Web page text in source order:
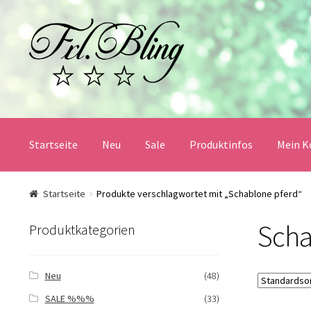
Navigation
springen
zum
Inhalt
Startseite Neu Sale Produktinfos Mein
Start AGB und Kundeninformationen
Mein Konto Produktinfos Versandbedingungen
Startseite Produkte verschlagwortet mit „Schablone pferd“
Produktkategorien
Neu
(48)
SALE %%%
(33)